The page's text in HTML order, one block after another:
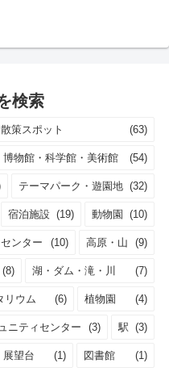
検索
策スポット (63)
博物館・科学館・美術館 (54)
テーマパーク・遊園地 (32)
宿泊施設 (19) 動物園 (10)
ンター (10) 高原・山 (9)
(8) 湖・ダム・滝・川 (7)
リウム (6) 植物園 (4)
ニティセンター (3) 駅 (3)
展望台 (1) 図書館 (1)